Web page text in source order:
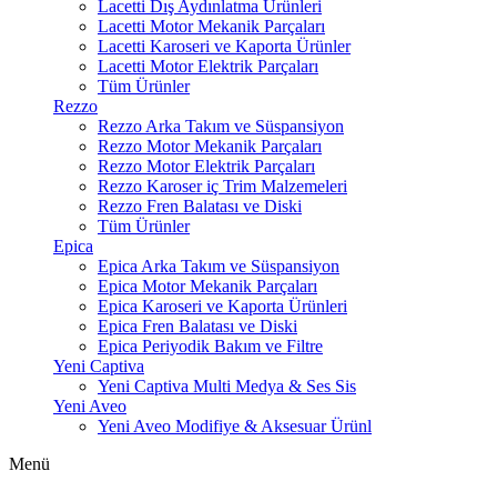
Lacetti Dış Aydınlatma Ürünleri
Lacetti Motor Mekanik Parçaları
Lacetti Karoseri ve Kaporta Ürünler
Lacetti Motor Elektrik Parçaları
Tüm Ürünler
Rezzo
Rezzo Arka Takım ve Süspansiyon
Rezzo Motor Mekanik Parçaları
Rezzo Motor Elektrik Parçaları
Rezzo Karoser iç Trim Malzemeleri
Rezzo Fren Balatası ve Diski
Tüm Ürünler
Epica
Epica Arka Takım ve Süspansiyon
Epica Motor Mekanik Parçaları
Epica Karoseri ve Kaporta Ürünleri
Epica Fren Balatası ve Diski
Epica Periyodik Bakım ve Filtre
Yeni Captiva
Yeni Captiva Multi Medya & Ses Sis
Yeni Aveo
Yeni Aveo Modifiye & Aksesuar Ürünl
Menü